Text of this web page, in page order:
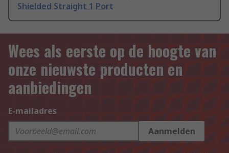
Shielded Straight 1 Port
Wees als eerste op de hoogte van
onze nieuwste producten en
aanbiedingen
E-mailadres
Aanmelden